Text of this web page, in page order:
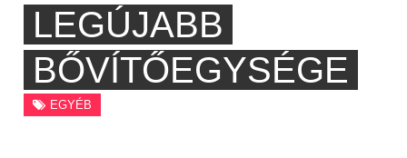
LEGÚJABB
BŐVÍTŐEGYSÉGE
EGYÉB